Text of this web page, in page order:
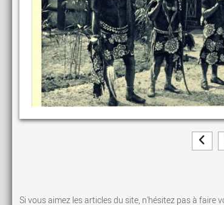
Si vous aimez les articles du site, n'hésitez pas à faire